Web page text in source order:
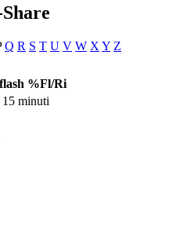
Q R S T U V W X Y Z
%Fl/Ri
minuti